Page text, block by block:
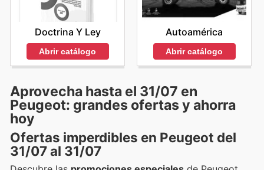
Doctrina Y Ley
Abrir catálogo
Autoamérica
Abrir catálogo
Aprovecha hasta el 31/07 en
Peugeot: grandes ofertas y ahorra
hoy
Ofertas imperdibles en Peugeot del
31/07 al 31/07